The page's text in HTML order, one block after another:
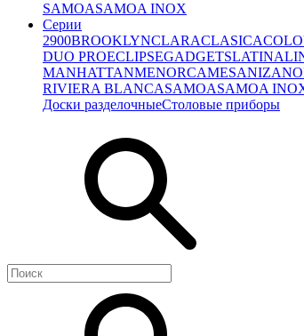
SAMOASAMOA INOX
Серии
2900BROOKLYNCLARACLASICA
DUO PROECLIPSEGADGETSLATINA
MANHATTANMENORCAMESANIZA
RIVIERA BLANCASAMOASAMOA
Доски разделочныеСтоловые приборы